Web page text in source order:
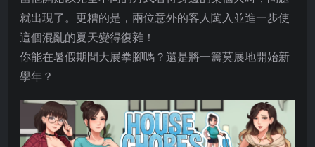
就出現了。更糟的是，兩位意外的客人闖入並進一步使
這個混亂的夏天變得復雜！
你能在暑假期間大展拳腳嗎？還是將一籌莫展地開始新
學年？